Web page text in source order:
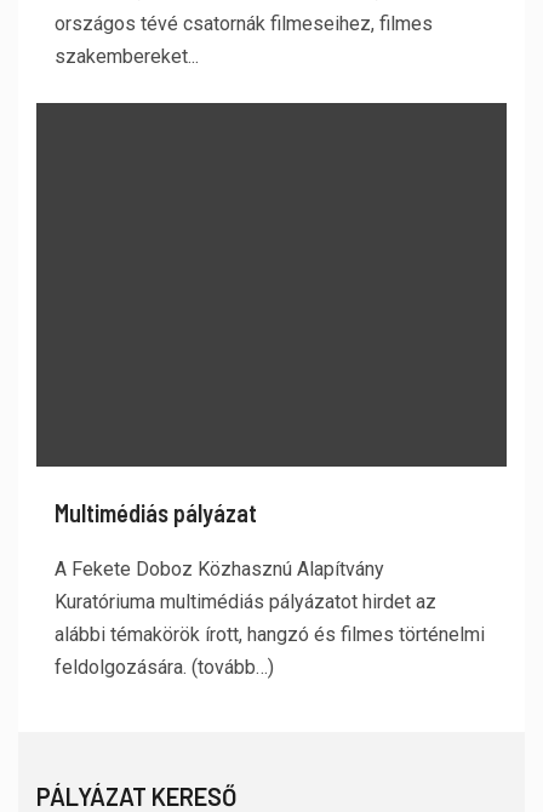
országos tévé csatornák filmeseihez, filmes
szakembereket...
Multimédiás pályázat
A Fekete Doboz Közhasznú Alapítvány
Kuratóriuma multimédiás pályázatot hirdet az
alábbi témakörök írott, hangzó és filmes történelmi
feldolgozására. (tovább…)
PÁLYÁZAT KERESŐ